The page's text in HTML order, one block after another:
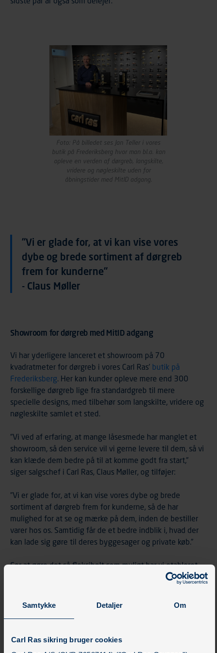
Samtykke Detaljer Om
Carl Ras sikring bruger cookies
Foto: På billedet ses Jan Teller i vores
butik på Frederiksberg hvor man bl.a. kan
opleve en verden af dørgreb, langskilte,
vridere og nøgleskilte uden for
åbningstider med MitID adgang.
”Vi er glade for, at vi kan vise vores
dybe og brede sortiment af dørgreb
frem for kunderne"
- Claus Møller
Showroom for dørgreb med MitID adgang
Vi har yderligere lanceret et showroom på 70
kvadratmeter for dørgreb i vores Carl Ras’ butik på
Frederiksberg . Her kan kunder opleve mere end 300
forskellige dørgreb lige fra standardgreb til mere
specielle designs, med tilbehør som langskilte, vridere og
nøgleskilte samlet et sted.
”Vi ved af erfaring, at mange låsesmede har manglet et
showroom, så den service vil vi gerne levere til dem, så vi
kan klæde dem bedre på til at komme godt fra start,”
siger salgschef i Carl Ras, Claus Møller, og tilføjer:
”Vi er glade for, at vi kan vise vores dybe og brede
sortiment af dørgreb frem for kunderne, så de har
mulighed for at se og mærke på dem, inden de bestiller
varer hos os. Samtidig får de et bedre indblik i, hvad der
kan lade sig gøre til deres byggesager og private køb.”
For at gøre det så fleksibelt som muligt har vi etableret
en MitID-løsning, der giver kunderne adgang til
fra telefonen.
: mandag-torsdag kl. 16-22, fredag kl. 15-